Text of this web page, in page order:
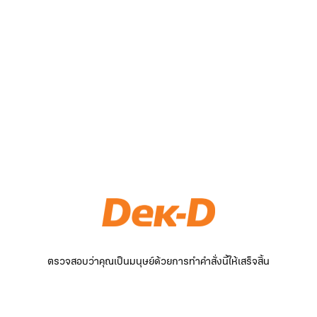
ตรวจสอบว่าคุณเป็นมนุษย์ด้วยการทำคำสั่งนี้ให้เสร็จสิ้น